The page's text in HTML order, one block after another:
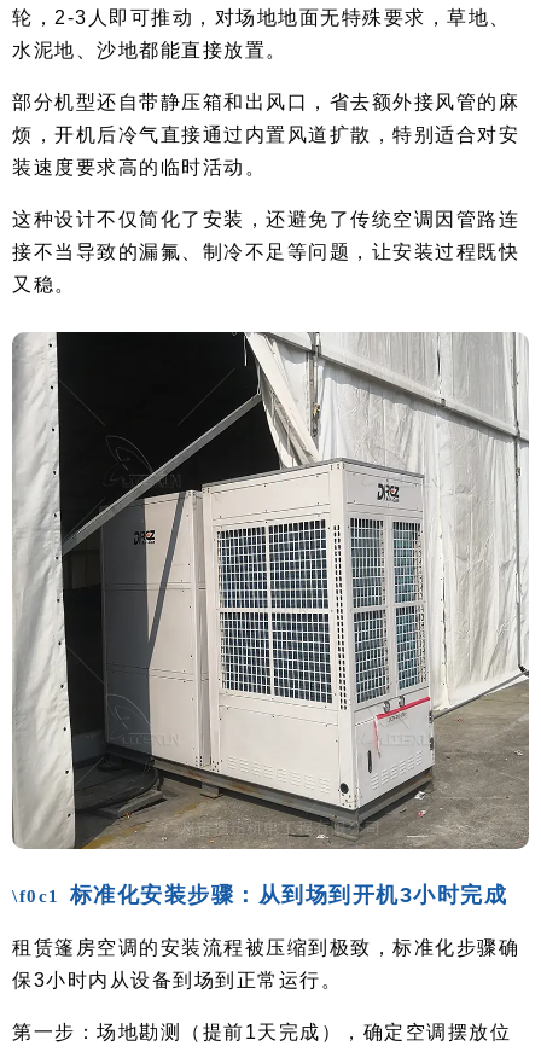
轮，2-3人即可推动，对场地地面无特殊要求，草地、
水泥地、沙地都能直接放置。
部分机型还自带静压箱和出风口，省去额外接风管的麻
烦，开机后冷气直接通过内置风道扩散，特别适合对安
装速度要求高的临时活动。
这种设计不仅简化了安装，还避免了传统空调因管路连
接不当导致的漏氟、制冷不足等问题，让安装过程既快
又稳。
标准化安装步骤：从到场到开机3小时完成
租赁篷房空调的安装流程被压缩到极致，标准化步骤确
保3小时内从设备到场到正常运行。
第一步：场地勘测（提前1天完成），确定空调摆放位